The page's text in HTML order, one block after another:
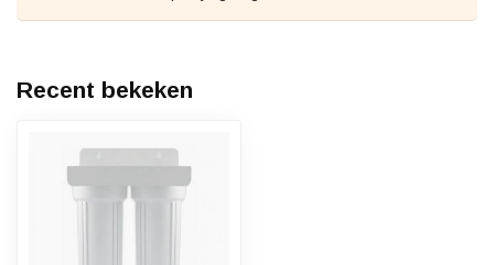
Recent bekeken